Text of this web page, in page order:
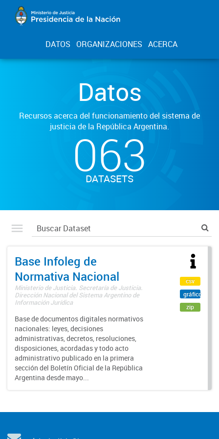
DATOS ORGANIZACIONES ACERCA
Datos
Recursos acerca del funcionamiento del sistema de
justicia de la República Argentina.
063
DATASETS
Base Infoleg de
Normativa Nacional
Ministerio de Justicia. Secretaría de Justicia.
Dirección Nacional del Sistema Argentino de
Información Jurídica
Base de documentos digitales normativos
nacionales: leyes, decisiones
administrativas, decretos, resoluciones,
disposiciones, acordadas y todo acto
administrativo publicado en la primera
sección del Boletín Oficial de la República
Argentina desde mayo...
csv
gráfico
zip